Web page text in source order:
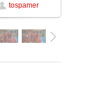
tospamer